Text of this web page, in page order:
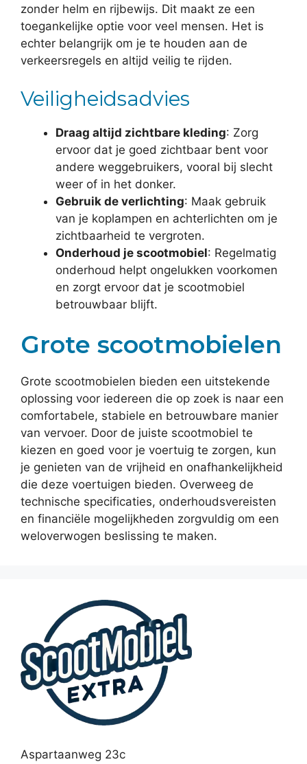
zonder helm en rijbewijs. Dit maakt ze een
toegankelijke optie voor veel mensen. Het is
echter belangrijk om je te houden aan de
verkeersregels en altijd veilig te rijden.
Veiligheidsadvies
Draag altijd zichtbare kleding: Zorg
ervoor dat je goed zichtbaar bent voor
andere weggebruikers, vooral bij slecht
weer of in het donker.
Gebruik de verlichting: Maak gebruik
van je koplampen en achterlichten om je
zichtbaarheid te vergroten.
Onderhoud je scootmobiel: Regelmatig
onderhoud helpt ongelukken voorkomen
en zorgt ervoor dat je scootmobiel
betrouwbaar blijft.
Grote scootmobielen
Grote scootmobielen bieden een uitstekende
oplossing voor iedereen die op zoek is naar een
comfortabele, stabiele en betrouwbare manier
van vervoer. Door de juiste scootmobiel te
kiezen en goed voor je voertuig te zorgen, kun
je genieten van de vrijheid en onafhankelijkheid
die deze voertuigen bieden. Overweeg de
technische specificaties, onderhoudsvereisten
en financiële mogelijkheden zorgvuldig om een
weloverwogen beslissing te maken.
Aspartaanweg 23c